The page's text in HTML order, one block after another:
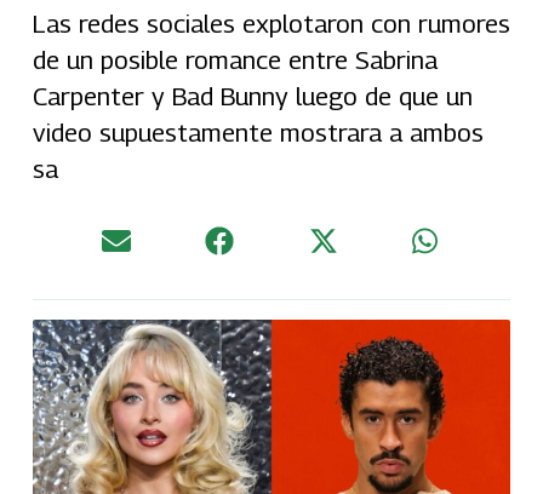
Las redes sociales explotaron con rumores
de un posible romance entre Sabrina
Carpenter y Bad Bunny luego de que un
video supuestamente mostrara a ambos
sa